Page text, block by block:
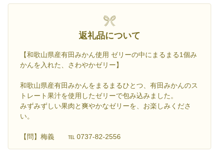
返礼品について
【和歌山県産有田みかん使用 ゼリーの中にまるまる1個み
かんを入れた、さわやかゼリー】
和歌山県産有田みかんをまるまるひとつ、有田みかんのス
トレート果汁を使用したゼリーで包み込みました。
みずみずしい果肉と爽やかなゼリーを、お楽しみくださ
い。
【問】梅義 ℡ 0737-82-2556